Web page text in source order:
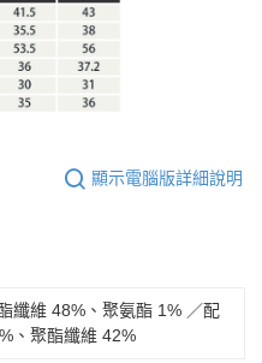
顯示電腦版詳細說明
纖維 48%、聚氨酯 1% ／配
、聚酯纖維 42%